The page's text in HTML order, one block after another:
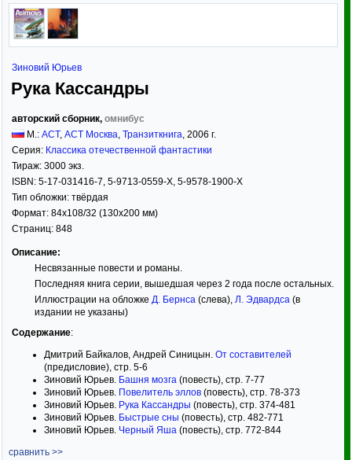
Зиновий Юрьев
Рука Кассандры
авторский сборник, омнибус
М.: АСТ, АСТ Москва, Транзиткнига, 2006 г.
Серия: Классика отечественной фантастики
Тираж: 3000 экз.
ISBN: 5-17-031416-7, 5-9713-0559-X, 5-9578-1900-X
Тип обложки: твёрдая
Формат: 84x108/32 (130x200 мм)
Страниц: 848
Описание:
Несвязанные повести и романы.
Последняя книга серии, вышедшая через 2 года после остальных.
Иллюстрации на обложке Д. Бернсa(слева), Л. Эдвардса(в
издании не указаны)
Содержание:
Дмитрий Байкалов, Андрей Синицын. От составителей
(предисловие), стр. 5-6
Зиновий Юрьев. Башня мозга (повесть), стр. 7-77
Зиновий Юрьев. Повелитель эллов (повесть), стр. 78-373
Зиновий Юрьев. Рука Кассандры (повесть), стр. 374-481
Зиновий Юрьев. Быстрые сны (повесть), стр. 482-771
Зиновий Юрьев. Черный Яша (повесть), стр. 772-844
сравнить >>